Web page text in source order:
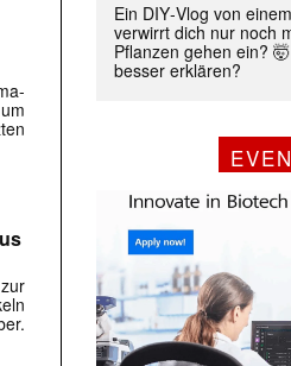
Ein DIY‑Vlog von
verwirrt dich nur noch
Pflanzen gehen ein?
besser erklären?